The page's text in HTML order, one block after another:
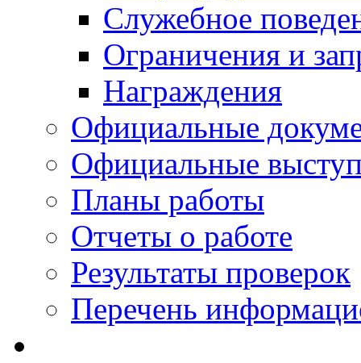
Служебное
Ограничения и
Награждения
Официальные
Официальные
Планы работы
Отчеты о работе
Результаты проверок
Перечень